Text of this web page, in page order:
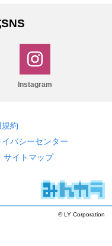
Instagram
約
イバシーセンター
サイトマップ
© LY Corporation